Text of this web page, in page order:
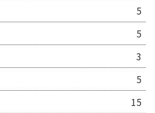
5
5
3
5
15